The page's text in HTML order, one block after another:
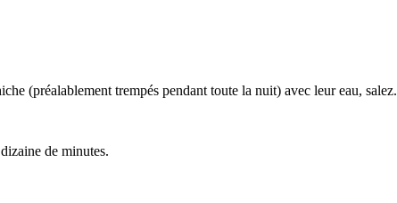
(préalablement trempés pendant toute la nuit) avec leur eau, salez.
de minutes.